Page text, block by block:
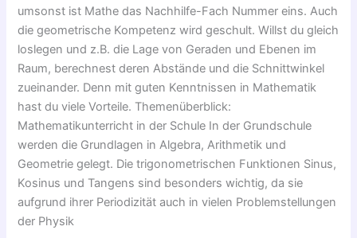
umsonst ist Mathe das Nachhilfe-Fach Nummer eins. Auch
die geometrische Kompetenz wird geschult. Willst du gleich
loslegen und z.B. die Lage von Geraden und Ebenen im
Raum, berechnest deren Abstände und die Schnittwinkel
zueinander. Denn mit guten Kenntnissen in Mathematik
hast du viele Vorteile. Themenüberblick:
Mathematikunterricht in der Schule In der Grundschule
werden die Grundlagen in Algebra, Arithmetik und
Geometrie gelegt. Die trigonometrischen Funktionen Sinus,
Kosinus und Tangens sind besonders wichtig, da sie
aufgrund ihrer Periodizität auch in vielen Problemstellungen
der Physik